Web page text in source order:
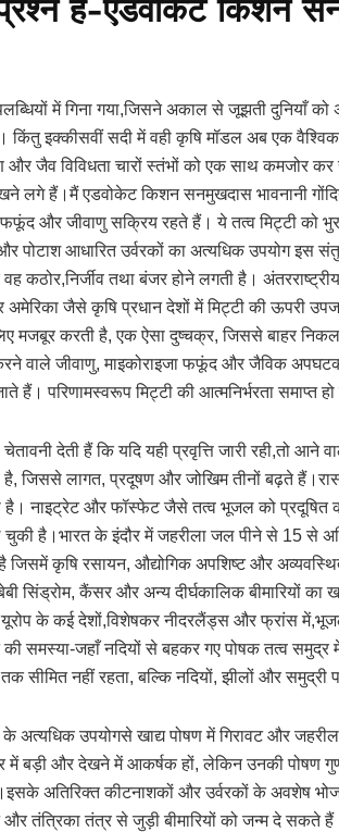
है-एडवोकेट किशन
में गिना गया,जिसने अकाल से जूझती दुनियाँ
किंतु इक्कीसवीं सदी में वही कृषि मॉडल अब एक
और जैव विविधता चारों स्तंभों को एक साथ
लगे हैं।मैं एडवोकेट किशन सनमुखदास भावनानी
और जीवाणु सक्रिय रहते हैं। ये तत्व मिट्टी को
आधारित उर्वरकों का अत्यधिक उपयोग इस
कठोर,निर्जीव तथा बंजर होने लगती है।
जैसे कृषि प्रधान देशों में मिट्टी की ऊपरी
मजबूर करती है, एक ऐसा दुष्चक्र, जिससे बाहर
वाले जीवाणु, माइकोराइजा फफूंद और जैविक
परिणामस्वरूप मिट्टी की आत्मनिर्भरता समाप्त हो
देती हैं कि यदि यही प्रवृत्ति जारी रही,तो
जिससे लागत, प्रदूषण और जोखिम तीनों बढ़ते
है। नाइट्रेट और फॉस्फेट जैसे तत्व भूजल को
चुकी है।भारत के इंदौर में जहरीला जल पीने से 15 से
जिसमें कृषि रसायन, औद्योगिक अपशिष्ट और
सिंड्रोम, कैंसर और अन्य दीर्घकालिक बीमारियों का
के कई देशों,विशेषकर नीदरलैंड्स और फ्रांस
समस्या-जहाँ नदियों से बहकर गए पोषक तत्व
सीमित नहीं रहता, बल्कि नदियों, झीलों और समुद्री
के अत्यधिक उपयोगसे खाद्य पोषण में गिरावट और
और देखने में आकर्षक हों, लेकिन उनकी पोषण
अतिरिक्त कीटनाशकों और उर्वरकों के अवशेष
तंत्रिका तंत्र से जुड़ी बीमारियों को जन्म दे सकते